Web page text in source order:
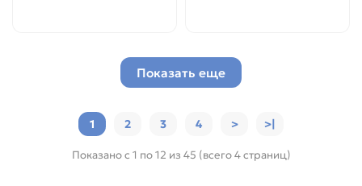
Показать еще
1 2 3 4 > >|
Показано с 1 по 12 из 45 (всего 4 страниц)